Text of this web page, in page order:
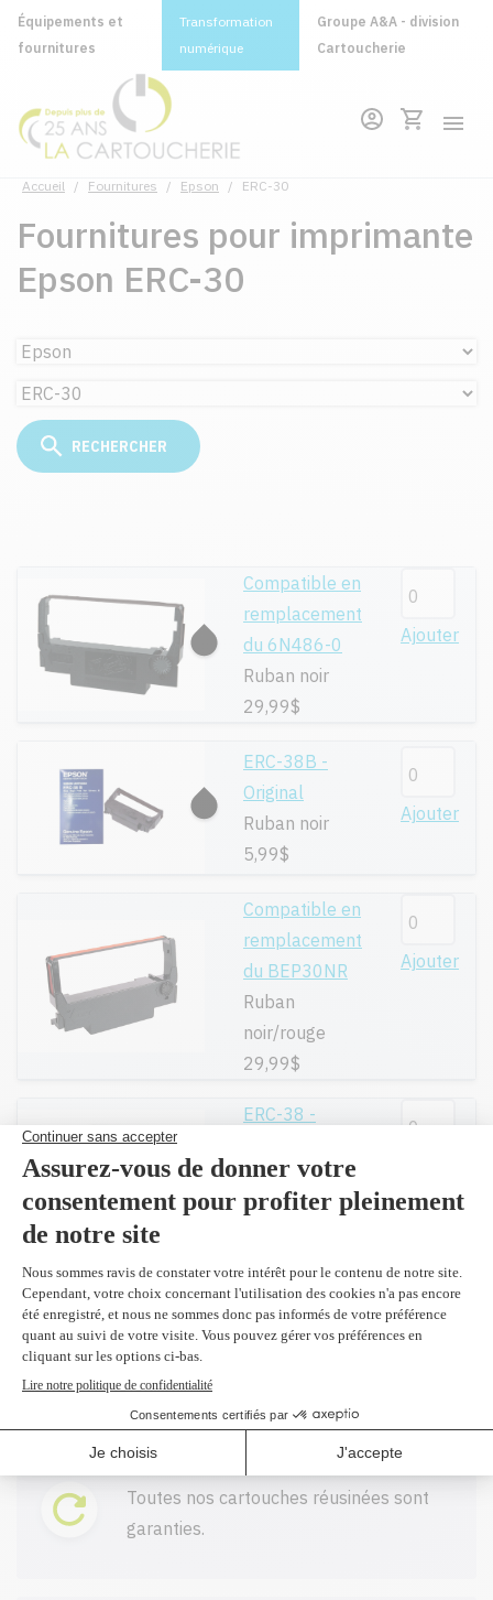
Équipements et
fournitures
Transformation
numérique
Groupe A&A - division
Cartoucherie
Accueil / Fournitures / Epson / ERC-30
Fournitures pour imprimante
Epson ERC-30
Compatible en
remplacement
du 6N486-0
Ruban noir
29,99$
Ajouter
ERC-38B -
Original
Ruban noir
5,99$
Ajouter
Compatible en
remplacement
du BEP30NR
Ruban
noir/rouge
29,99$
Ajouter
ERC-38 -
Ruban
noir/rouge
Compatible en
remplacement
du R2116
27,99$
Ajouter
Toutes nos cartouches réusinées sont
garanties.